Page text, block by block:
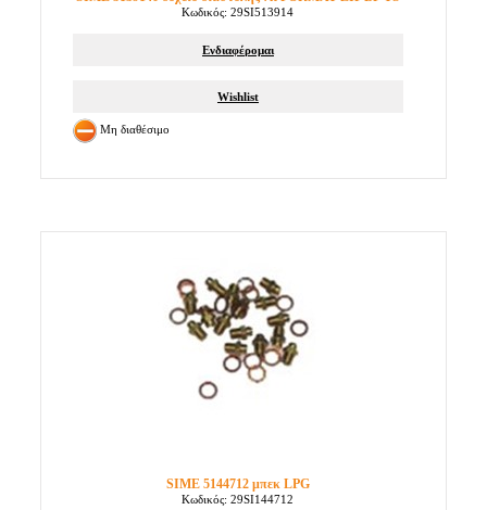
Κωδικός: 29SI513914
Ενδιαφέρομαι
Wishlist
Μη διαθέσιμο
SIME 5144712 μπεκ LPG
Κωδικός: 29SI144712